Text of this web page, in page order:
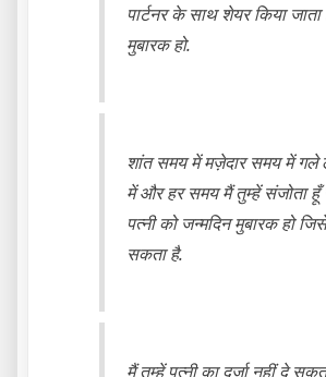
पार्टनर के साथ शेयर किया
मुबारक हो.
शांत समय में मज़ेदार समय में
में और हर समय मैं तुम्हें संजोता
पत्नी को जन्मदिन मुबारक हो
सकता है.
मैं तुम्हें पत्नी का दर्जा नहीं दे